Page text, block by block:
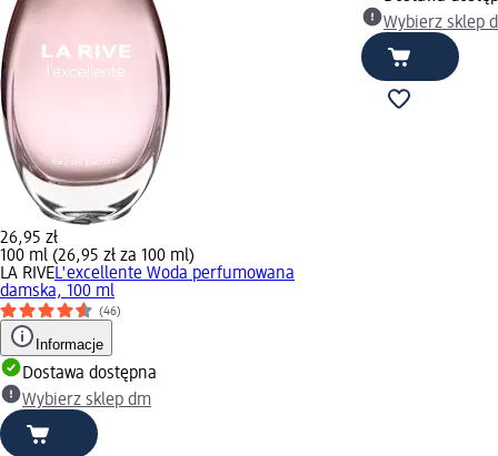
26,95 zł
100 ml (26,95 zł za 100 ml)
LA RIVEL'excellente Woda perfumowana
damska, 100 ml
(46)
Informacje
Dostawa dostępna
Wybierz sklep dm
Wybierz sklep